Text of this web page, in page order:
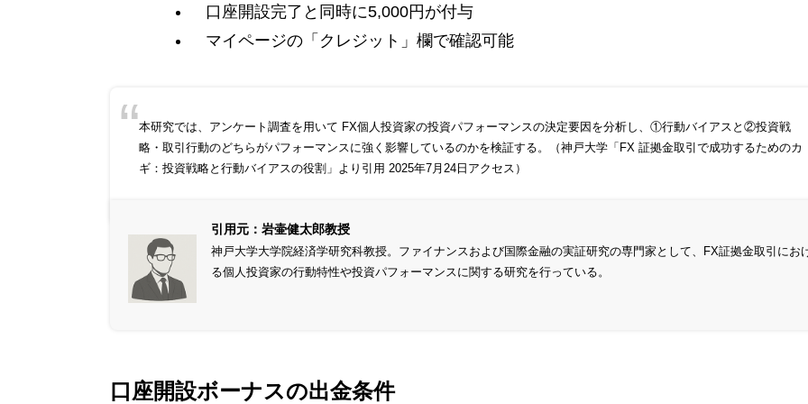
口座開設完了と同時に5,000円が付与
マイページの「クレジット」欄で確認可能
本研究では、アンケート調査を用いて FX個人投資家の投資パフォーマンスの決定要因を分析し、①行動バイアスと②投資戦
略・取引行動のどちらがパフォーマンスに強く影響しているのかを検証する。（神戸大学「 FX 証拠金取引で成功するためのカ
ギ：投資戦略と行動バイアスの役割 」より引用 2025年7月24日アクセス）
引用元：岩壷健太郎教授
神戸大学大学院経済学研究科教授。ファイナンスおよび国際金融の実証研究の専門家として、FX証拠金取引にお
る個人投資家の行動特性や投資パフォーマンスに関する研究を行っている。
口座開設ボーナスの出金条件